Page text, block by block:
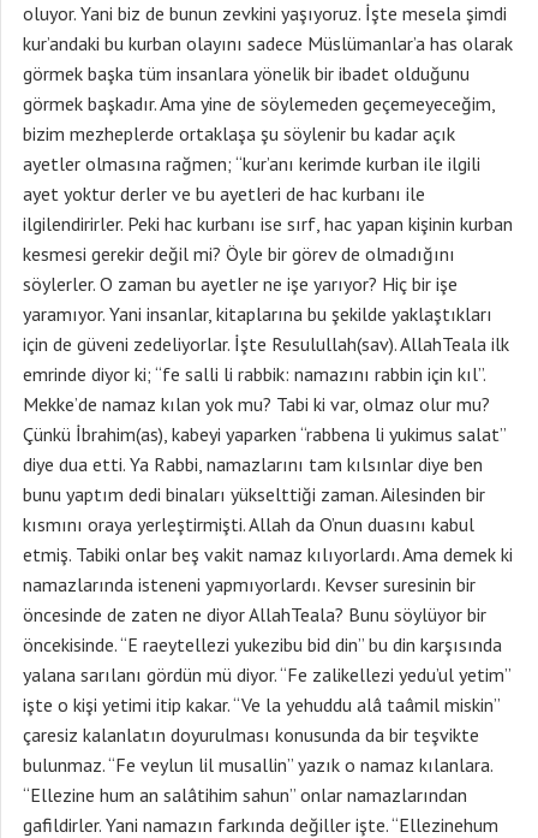
oluyor. Yani biz de bunun zevkini yaşıyoruz. İşte mesela şimdi
kur’andaki bu kurban olayını sadece Müslümanlar’a has olarak
görmek başka tüm insanlara yönelik bir ibadet olduğunu
görmek başkadır. Ama yine de söylemeden geçemeyeceğim,
bizim mezheplerde ortaklaşa şu söylenir bu kadar açık
ayetler olmasına rağmen; “kur’anı kerimde kurban ile ilgili
ayet yoktur derler ve bu ayetleri de hac kurbanı ile
ilgilendirirler. Peki hac kurbanı ise sırf, hac yapan kişinin kurban
kesmesi gerekir değil mi? Öyle bir görev de olmadığını
söylerler. O zaman bu ayetler ne işe yarıyor? Hiç bir işe
yaramıyor. Yani insanlar, kitaplarına bu şekilde yaklaştıkları
için de güveni zedeliyorlar. İşte Resulullah(sav). AllahTeala ilk
emrinde diyor ki; “fe salli li rabbik: namazını rabbin için kıl”.
Mekke’de namaz kılan yok mu? Tabi ki var, olmaz olur mu?
Çünkü İbrahim(as), kabeyi yaparken “rabbena li yukimus salat”
diye dua etti. Ya Rabbi, namazlarını tam kılsınlar diye ben
bunu yaptım dedi binaları yükselttiği zaman. Ailesinden bir
kısmını oraya yerleştirmişti. Allah da O’nun duasını kabul
etmiş. Tabiki onlar beş vakit namaz kılıyorlardı. Ama demek ki
namazlarında isteneni yapmıyorlardı. Kevser suresinin bir
öncesinde de zaten ne diyor AllahTeala? Bunu söylüyor bir
öncekisinde. “E raeytellezi yukezibu bid din” bu din karşısında
yalana sarılanı gördün mü diyor. “Fe zalikellezi yedu’ul yetim”
işte o kişi yetimi itip kakar. “Ve la yehuddu alâ taâmil miskin”
çaresiz kalanlatın doyurulması konusunda da bir teşvikte
bulunmaz. “Fe veylun lil musallin” yazık o namaz kılanlara.
“Ellezine hum an salâtihim sahun” onlar namazlarından
gafildirler. Yani namazın farkında değiller işte. “Ellezinehum